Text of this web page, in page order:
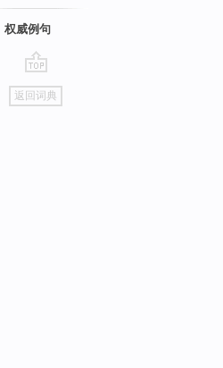
权威例句
go
top
返回词典